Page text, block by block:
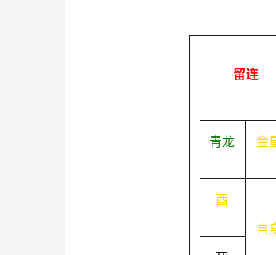
留连
青龙 金
酉
自